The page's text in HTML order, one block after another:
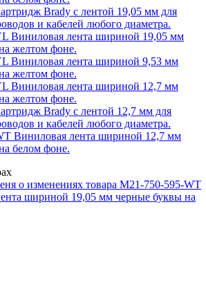
Brady с лентой 19,05 мм для
и кабелей любого диаметра.
Виниловая лента шириной 19,05 мм
желтом фоне.
Виниловая лента шириной 9,53 мм
желтом фоне.
Виниловая лента шириной 12,7 мм
желтом фоне.
Brady с лентой 12,7 мм для
и кабелей любого диаметра.
Виниловая лента шириной 12,7 мм
белом фоне.
о изменениях товара M21-750-595-WT
шириной 19,05 мм черные буквы на